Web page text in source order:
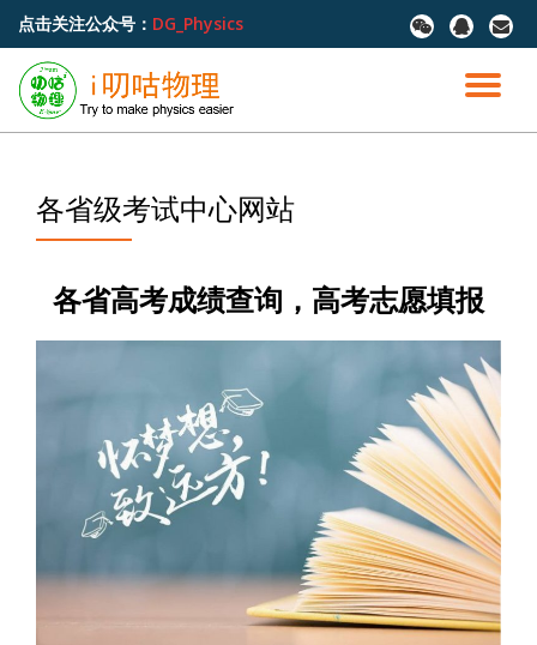
容
点击关注公众号： DG_Physics
fa-
wechat
fa-
qq
fa-
切
各省级考试中心网站
各省高考成绩查询，高考志愿填报